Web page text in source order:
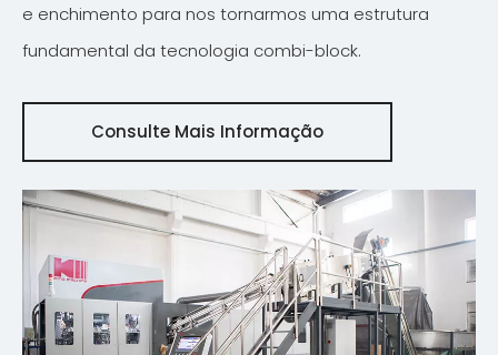
e enchimento para nos tornarmos uma estrutura
fundamental da tecnologia combi-block.
Consulte Mais Informação